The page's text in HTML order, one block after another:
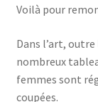
Voilà pour
Dans l’art,
nombreux
femmes sont
coupées.